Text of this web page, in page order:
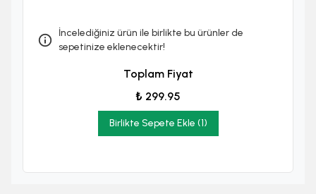
İncelediğiniz ürün ile birlikte bu ürünler de
sepetinize eklenecektir!
Toplam Fiyat
₺ 299.95
Birlikte Sepete Ekle (1)